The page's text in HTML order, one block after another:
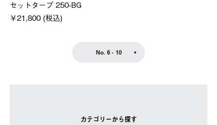
カテゴリーから探す
セットタープ 250-BG
￥21,800 (税込)
No. 6 - 10